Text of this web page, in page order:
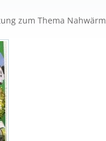
zum Thema